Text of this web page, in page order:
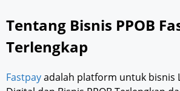
Tentang Bisnis PPOB
Terlengkap
Fastpayadalah platform untuk bisnis